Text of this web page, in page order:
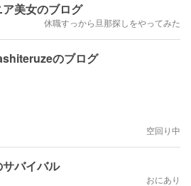
美女のブログ
休職すっから旦那探しをやってみた
のブログ
空回り中
バイバル
おにあり